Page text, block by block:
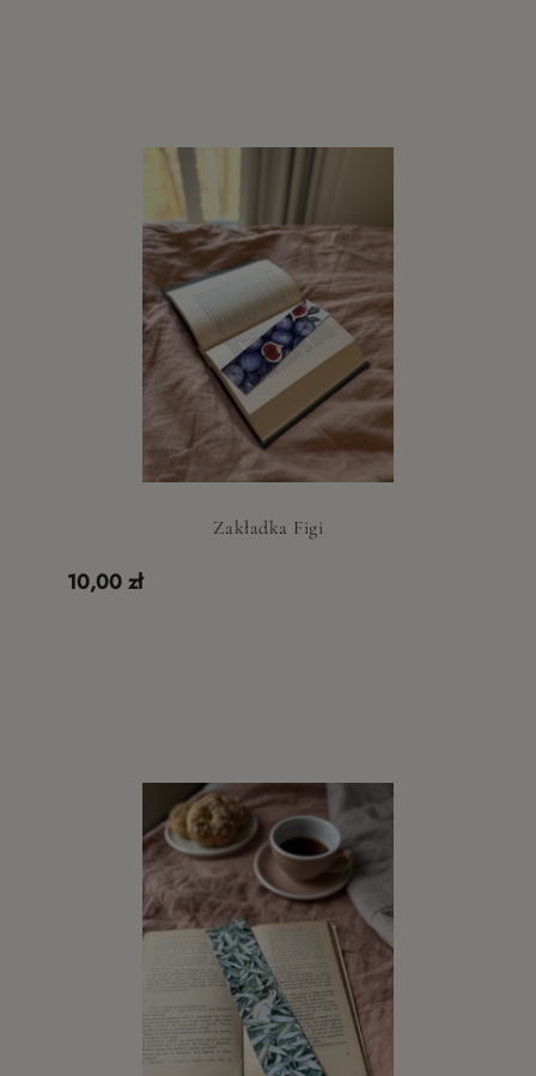
Zakładka Figi
10,00 zł